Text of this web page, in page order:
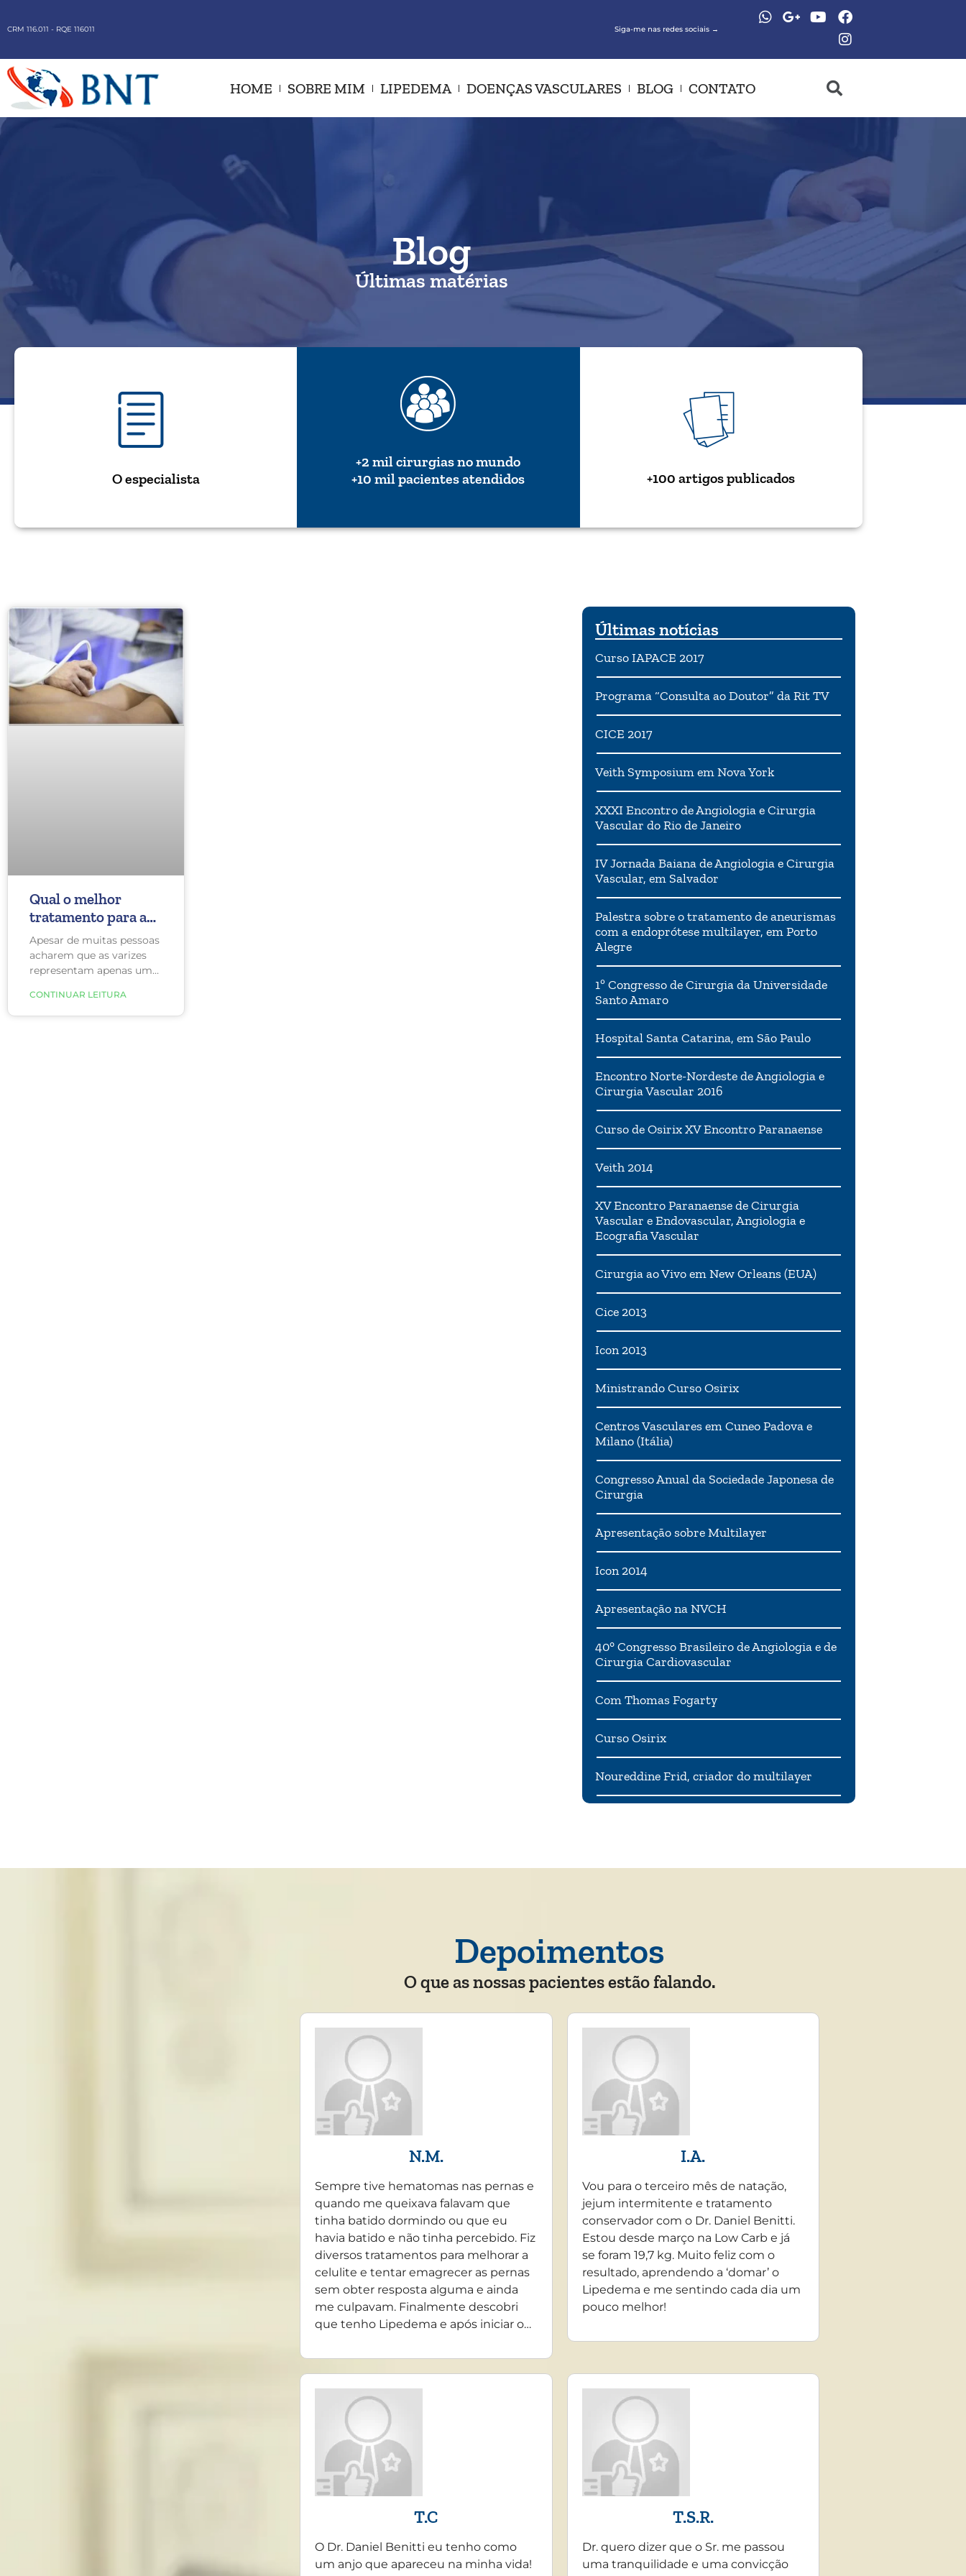
CRM 116.011 - RQE 116011 Siga-me nas redes sociais →
HOME SOBRE MIM LIPEDEMA DOENÇAS VASCULARES BLOG CONTATO
Blog
Últimas matérias
O especialista
+2 mil cirurgias no mundo
+10 mil pacientes atendidos
+100 artigos publicados
Qual o melhor
tratamento para a
veia safena?
Apesar de muitas pessoas
acharem que as varizes
representam apenas um
podem refletir muitos
problemas reais de saúde.
CONTINUAR LEITURA
Últimas notícias
Curso IAPACE 2017
Programa “Consulta ao Doutor” da Rit TV
CICE 2017
Veith Symposium em Nova York
XXXI Encontro de Angiologia e Cirurgia
Vascular do Rio de Janeiro
IV Jornada Baiana de Angiologia e Cirurgia
Vascular, em Salvador
Palestra sobre o tratamento de aneurismas
com a endoprótese multilayer, em Porto
Alegre
1º Congresso de Cirurgia da Universidade
Santo Amaro
Hospital Santa Catarina, em São Paulo
Encontro Norte-Nordeste de Angiologia e
Cirurgia Vascular 2016
Curso de Osirix XV Encontro Paranaense
Veith 2014
XV Encontro Paranaense de Cirurgia
Vascular e Endovascular, Angiologia e
Ecografia Vascular
Cirurgia ao Vivo em New Orleans (EUA)
Cice 2013
Icon 2013
Ministrando Curso Osirix
Centros Vasculares em Cuneo Padova e
Milano (Itália)
Congresso Anual da Sociedade Japonesa de
Cirurgia
Apresentação sobre Multilayer
Icon 2014
Apresentação na NVCH
40° Congresso Brasileiro de Angiologia e de
Cirurgia Cardiovascular
Com Thomas Fogarty
Curso Osirix
Noureddine Frid, criador do multilayer
Depoimentos
O que as nossas pacientes estão falando.
N.M.
Sempre tive hematomas nas pernas e
quando me queixava falavam que
tinha batido dormindo ou que eu
havia batido e não tinha percebido. Fiz
diversos tratamentos para melhorar a
celulite e tentar emagrecer as pernas
sem obter resposta alguma e ainda
me culpavam. Finalmente descobri
que tenho Lipedema e após iniciar o…
I.A.
Vou para o terceiro mês de natação,
jejum intermitente e tratamento
conservador com o Dr. Daniel Benitti.
Estou desde março na Low Carb e já
se foram 19,7 kg. Muito feliz com o
resultado, aprendendo a ‘domar’ o
Lipedema e me sentindo cada dia um
pouco melhor!
T.C
O Dr. Daniel Benitti eu tenho como
um anjo que apareceu na minha vida!
T.S.R.
Dr. quero dizer que o Sr. me passou
uma tranquilidade e uma convicção